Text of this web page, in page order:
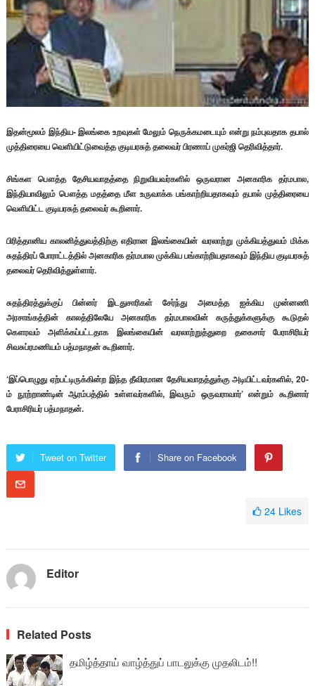
இதன்மூலம் இந்திய- இலங்கை உறவுகள் மேலும் நெருக்கமடையும் என்று நம்புவதாக தபால்
முத்திரையை வெளியிட்டுவைத்த குடியரசுத் தலைவர் பிரணாப் முகர்ஜி தெரிவித்தார்.
சிங்கள பௌத்த தேசியவாதத்தை நிறுவியவர்களில் ஒருவரான அனகாரிக தர்மபால,
இந்தியாவிலும் பௌத்த மதத்தை மீள உருவாக்க பங்காற்றியதாகவும் தபால் முத்திரையை
வெளியிட்ட குடியரசுத் தலைவர் கூறினார்.
பிரித்தானிய காலனித்துவத்திற்கு எதிரான இலங்கையின் வரலாற்று முக்கியத்துவம் மிக்க
சுதந்திரப் போராட்டத்தில் அனகாரிக தர்மபால முக்கிய பங்காற்றியதாகவும் இந்திய குடியரசுத்
தலைவர் தெரிவித்துள்ளார்.
சுதந்திரத்துக்குப் பின்னர் இடதுசாரிகள் சேர்ந்து அமைத்த ஐக்கிய முன்னணி
அரசாங்கத்தின் காலத்திலேயே அனகாரிக தர்மபாலவின் கருத்துக்களுக்கு கூடுதல்
கௌரவம் அளிக்கப்பட்டதாக இலங்கையின் வரலாற்றுத்துறை தகைசார் பேராசிரியர்
சிவசுப்ரமணியம் பத்மநாதன் கூறினார்.
‘இப்பொழுது ஏற்பட்டிருக்கின்ற இந்த தீவிரமான தேசியவாதத்துக்கு அடியிட்டவர்களில், 20-
ம் நூற்றாண்டின் ஆரம்பத்தில் உள்ளவர்களில், இவரும் ஒருவராவார்’ என்றும் கூறினார்
பேராசிரியர் பத்மநாதன்.
Tweet on Twitter Share on Facebook
24 Likes
Editor
Related Posts
தமிழ்த்தாய் வாழ்த்துப் பாடலுக்கு முதலிடம்!!